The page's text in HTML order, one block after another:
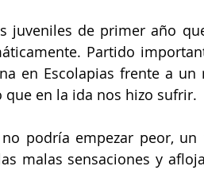
juveniles de primer año
Partido
en Escolapias frente a
en la ida nos hizo sufrir.
podría empezar peor,
malas sensaciones y